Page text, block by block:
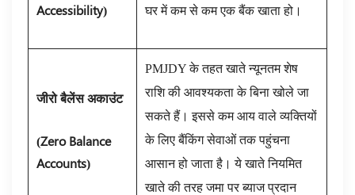
Accessibility)
घर में कम से कम एक बैंक खाता हो।
जीरो बैलेंस अकाउंट
(Zero Balance
Accounts)
PMJDY के तहत खाते न्यूनतम शेष
राशि की आवश्यकता के बिना खोले जा
सकते हैं। इससे कम आय वाले व्यक्तियों
के लिए बैंकिंग सेवाओं तक पहुंचना
आसान हो जाता है। ये खाते नियमित
खाते की तरह जमा पर ब्याज प्रदान